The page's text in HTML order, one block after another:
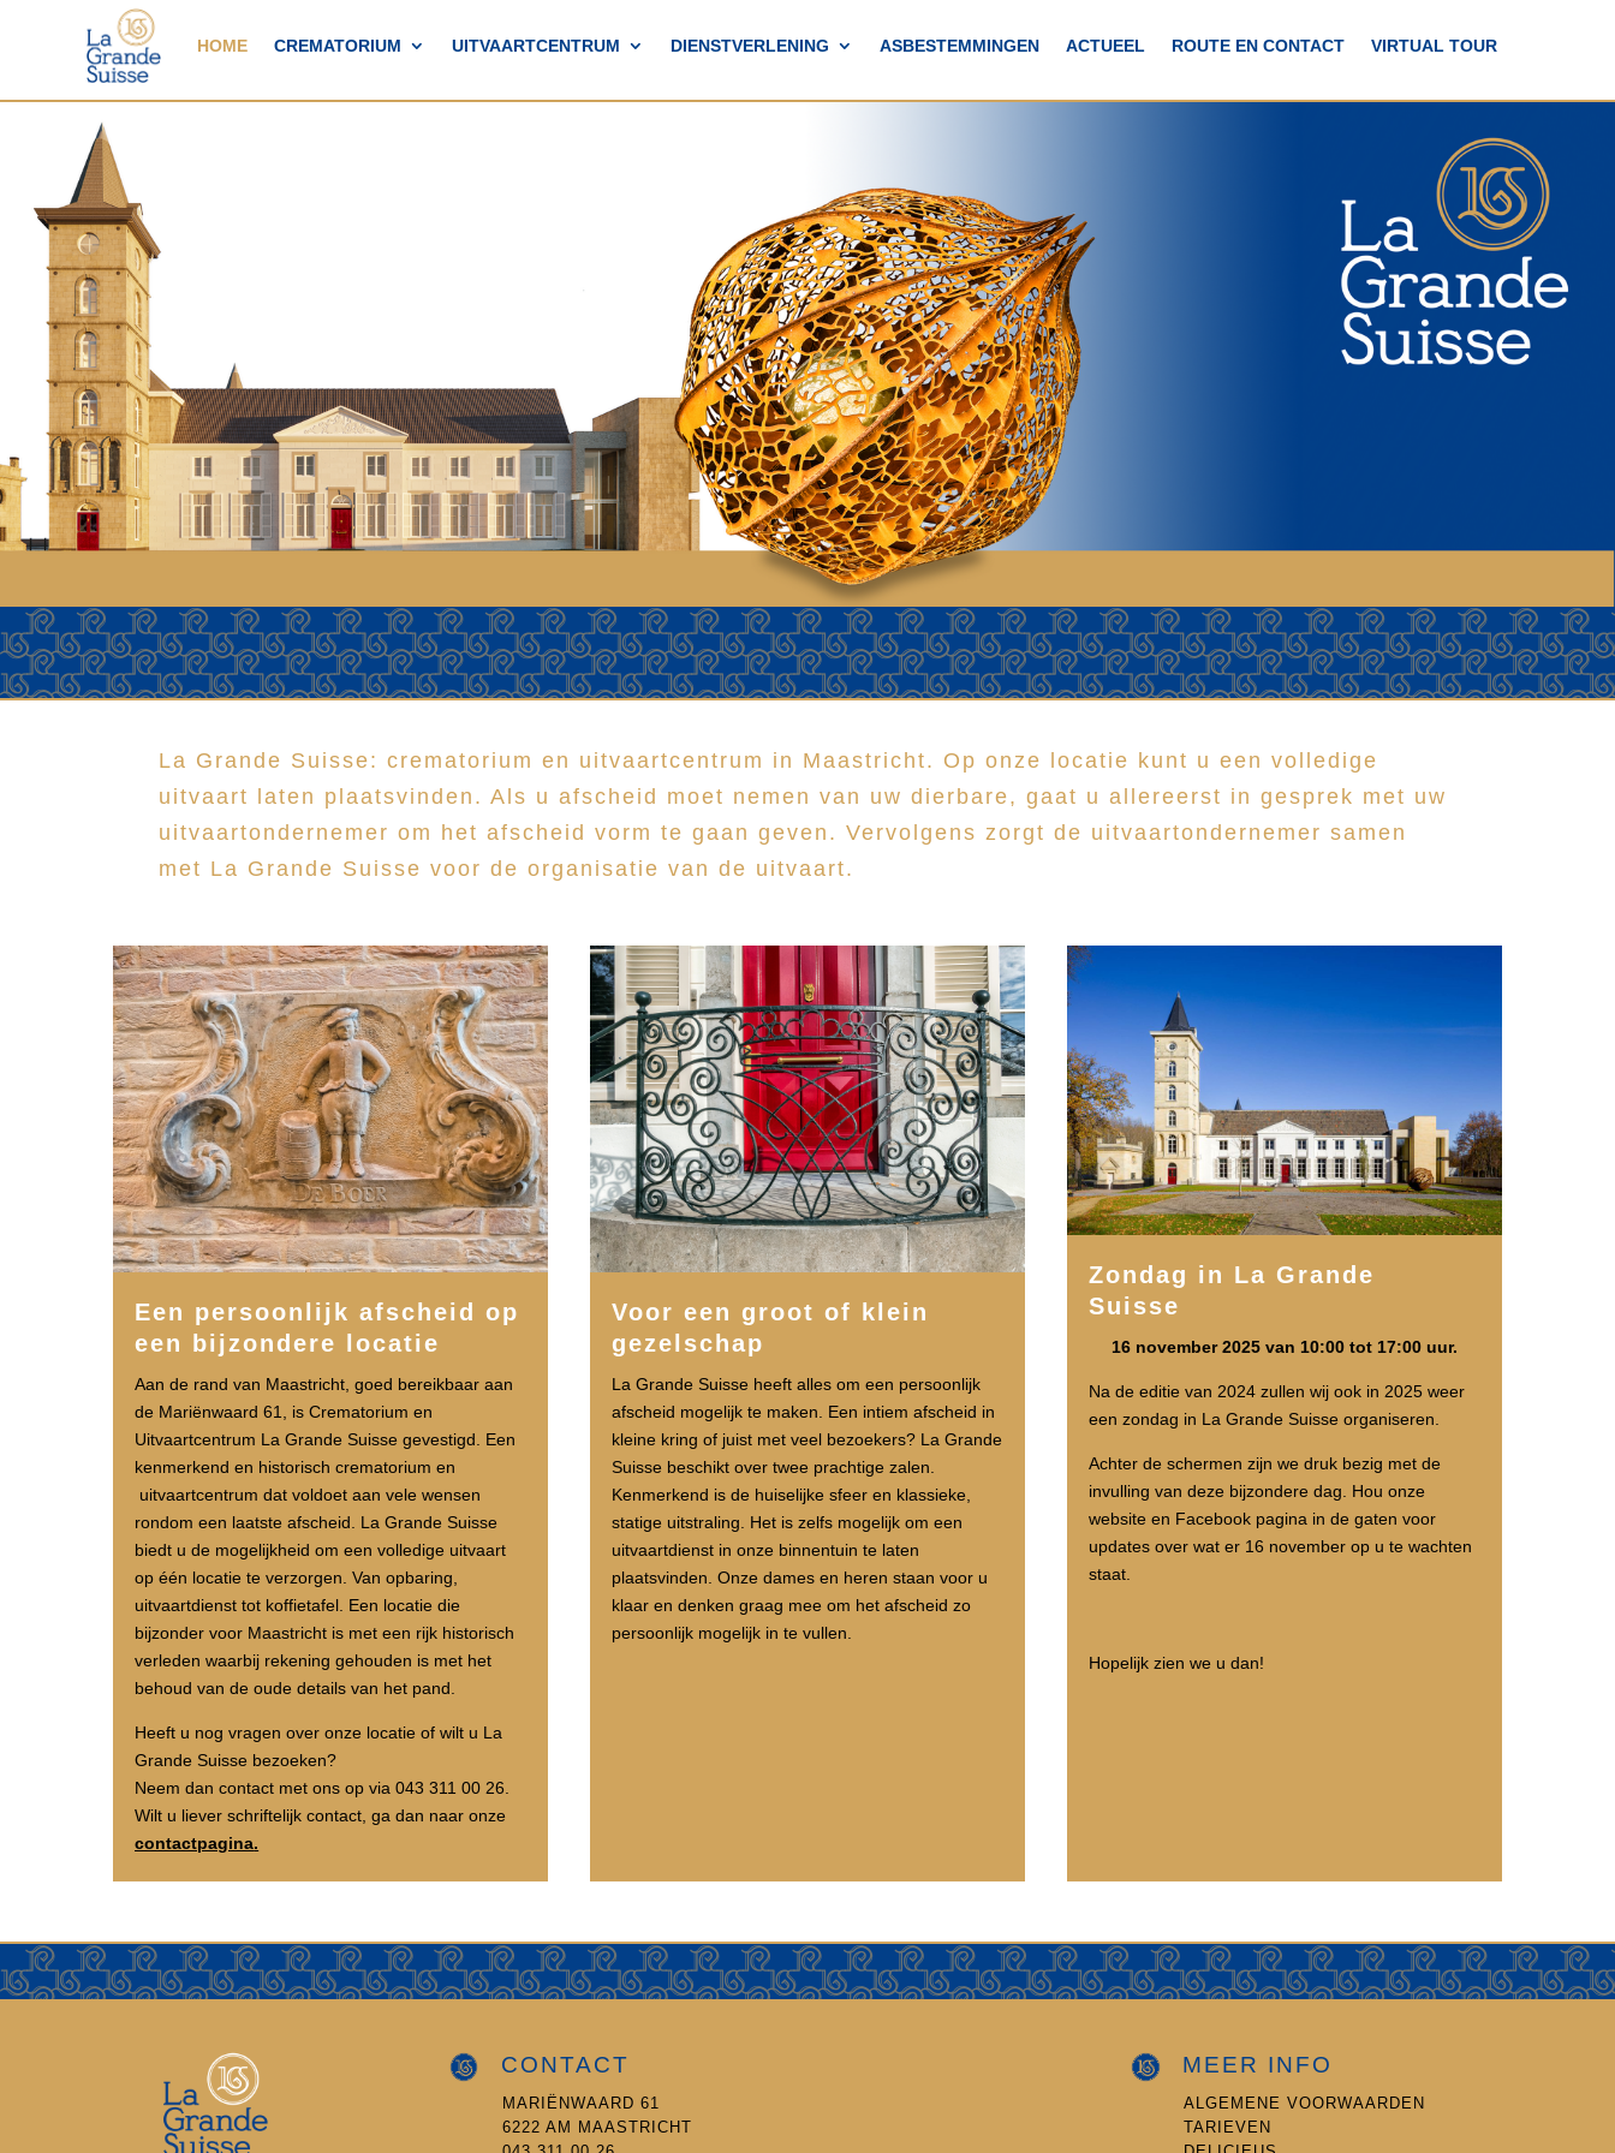
HOME CREMATORIUM UITVAARTCENTRUM DIENSTVERLENING ASBESTEMMINGEN ACTUEEL ROUTE EN CONTACT VIRTUAL TOUR
La Grande Suisse: crematorium en uitvaartcentrum in Maastricht. Op onze locatie kunt u een volledige
uitvaart laten plaatsvinden. Als u afscheid moet nemen van uw dierbare, gaat u allereerst in gesprek met uw
uitvaartondernemer om het afscheid vorm te gaan geven. Vervolgens zorgt de uitvaartondernemer samen
met La Grande Suisse voor de organisatie van de uitvaart.
Een persoonlijk afscheid op
een bijzondere locatie
Aan de rand van Maastricht, goed bereikbaar aan
de Mariënwaard 61, is Crematorium en
Uitvaartcentrum La Grande Suisse gevestigd. Een
kenmerkend en historisch crematorium en
uitvaartcentrum dat voldoet aan vele wensen
rondom een laatste afscheid. La Grande Suisse
biedt u de mogelijkheid om een volledige uitvaart
op één locatie te verzorgen. Van opbaring,
uitvaartdienst tot koffietafel. Een locatie die
bijzonder voor Maastricht is met een rijk historisch
verleden waarbij rekening gehouden is met het
behoud van de oude details van het pand.
Heeft u nog vragen over onze locatie of wilt u La
Grande Suisse bezoeken?
Neem dan contact met ons op via 043 311 00 26.
Wilt u liever schriftelijk contact, ga dan naar onze
contactpagina.
Voor een groot of klein
gezelschap
La Grande Suisse heeft alles om een persoonlijk
afscheid mogelijk te maken. Een intiem afscheid in
kleine kring of juist met veel bezoekers? La Grande
Suisse beschikt over twee prachtige zalen.
Kenmerkend is de huiselijke sfeer en klassieke,
statige uitstraling. Het is zelfs mogelijk om een
uitvaartdienst in onze binnentuin te laten
plaatsvinden. Onze dames en heren staan voor u
klaar en denken graag mee om het afscheid zo
persoonlijk mogelijk in te vullen.
Zondag in La Grande
Suisse
16 november 2025 van 10:00 tot 17:00 uur.
Na de editie van 2024 zullen wij ook in 2025 weer
een zondag in La Grande Suisse organiseren.
Achter de schermen zijn we druk bezig met de
invulling van deze bijzondere dag. Hou onze
website en Facebook pagina in de gaten voor
updates over wat er 16 november op u te wachten
staat.
Hopelijk zien we u dan!
CONTACT
MARIËNWAARD 61
6222 AM MAASTRICHT
MEER INFO
ALGEMENE VOORWAARDEN
TARIEVEN